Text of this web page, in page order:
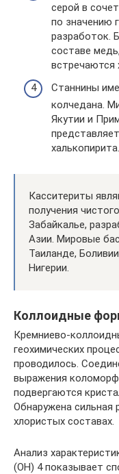
серой в
по значению
разработок.
составе
встречаются
Станнины
колчедана.
Якутии и
халькопирита.
Касситериты
получения
Забайкалье,
Азии. Мировые
Таиланде,
Нигерии.
Коллоидные
Кремниево-
геохимических
проводилось.
выражения
подвергаются
Обнаружена сильная
хлористых составах.
Анализ
(OH) 4 показывает